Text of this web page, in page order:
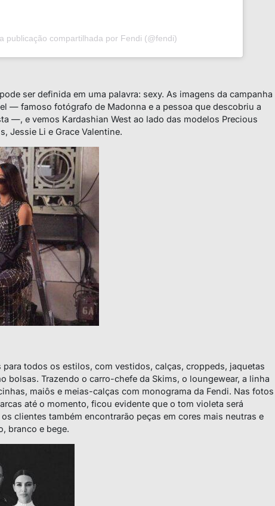
publicação compartilhada por Fendi (@fendi)
ser definida em uma palavra: sexy. As imagens da campanha
— famoso fotógrafo de Madonna e a pessoa que descobriu a
—, e vemos Kardashian West ao lado das modelos Precious
Jessie Li e Grace Valentine.
para todos os estilos, com vestidos, calças, croppeds, jaquetas
bolsas. Trazendo o carro-chefe da Skims, o loungewear, a linha
maiôs e meias-calças com monograma da Fendi. Nas fotos
até o momento, ficou evidente que o tom violeta será
clientes também encontrarão peças em cores mais neutras e
branco e bege.